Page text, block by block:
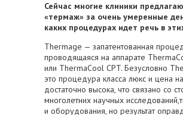
Сейчас многие клиники
«термаж» за очень умеренные
каких процедурах идет речь в
Thermage — запатентованная
проводящаяся на аппарате
или ThermaCool CPT. Безусловно
это процедура класса люкс и цена
достаточно высока, что связано со
многолетних научных
и оборудования, но результат